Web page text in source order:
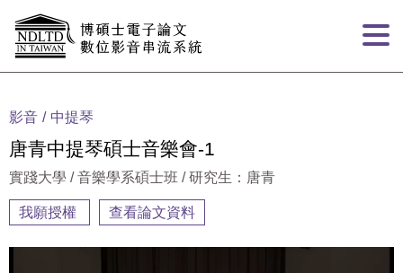
影音 中提琴
唐青中提琴碩士音樂會-1
實踐大學 / 音樂學系碩士班 / 研究生：唐青
我願授權 查看論文資料